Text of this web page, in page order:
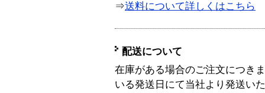
⇒送料について詳しくはこちら
配送について
在庫がある場合のご注文につき
いる発送日にて当社より発送い